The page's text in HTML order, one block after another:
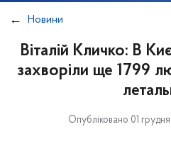
Новини
Віталій Кличко: В
захворіли ще 1799
Опубліковано 01